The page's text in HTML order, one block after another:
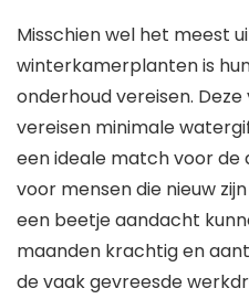
Misschien wel het meest
winterkamerplanten is
onderhoud vereisen.
vereisen minimale
een ideale match voor de
voor mensen die nieuw
een beetje aandacht
maanden krachtig en
de vaak gevreesde